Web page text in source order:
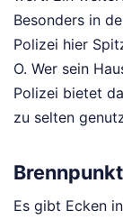
Besonders in
Polizei hier
O. Wer sein
Polizei bietet
zu selten
Es gibt Ecken